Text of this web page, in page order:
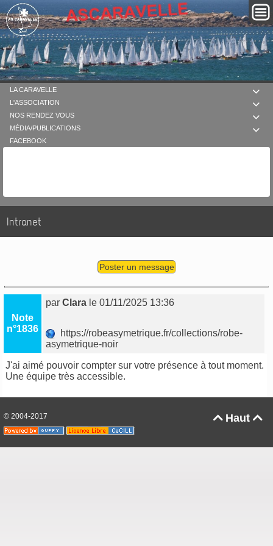

LA CARAVELLE

L'ASSOCIATION

NOS RENDEZ VOUS

MÉDIA/PUBLICATIONS
FACEBOOK
Intranet
Poster un message
Note
n°1836
parClara le 01/11/2025 13:36
https://robeasymetrique.fr/collections/robe-
asymetrique-noir
J'ai aimé pouvoir compter sur votre présence à tout moment.
Une équipe très accessible.
Haut 
© 2004-2017